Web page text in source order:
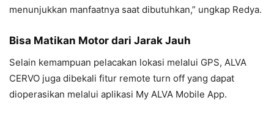
menunjukkan manfaatnya saat dibutuhkan,” ungkap Redya.
Bisa Matikan Motor dari Jarak Jauh
Selain kemampuan pelacakan lokasi melalui GPS, ALVA
CERVO juga dibekali fitur remote turn off yang dapat
dioperasikan melalui aplikasi My ALVA Mobile App.